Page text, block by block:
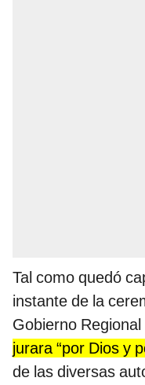
Tal como quedó
instante de la
Gobierno
jurara “por Dios y
de las diversas